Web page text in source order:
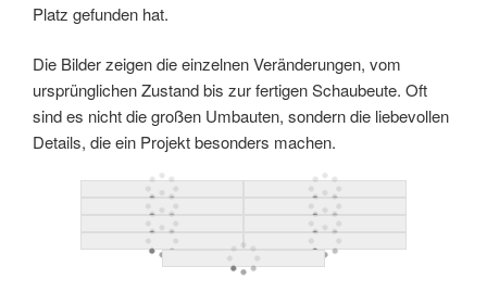
Platz gefunden hat.
Die Bilder zeigen die einzelnen Veränderungen, vom
ursprünglichen Zustand bis zur fertigen Schaubeute. Oft
sind es nicht die großen Umbauten, sondern die liebevollen
Details, die ein Projekt besonders machen.